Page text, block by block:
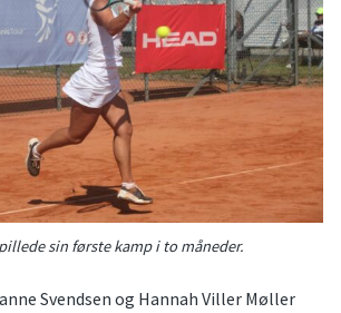
sin første kamp i to måneder.
Svendsen og Hannah Viller Møller